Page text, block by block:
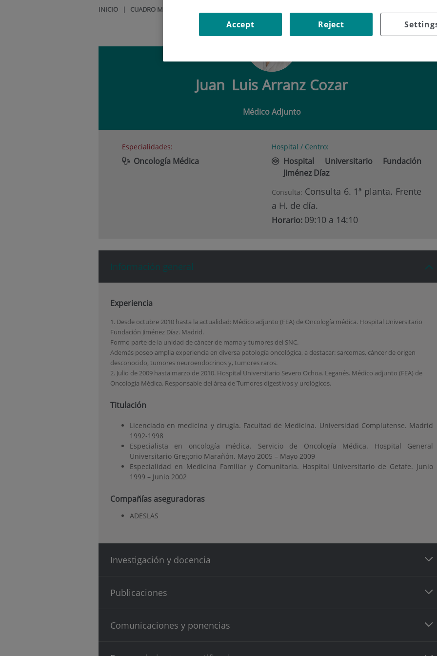
INICIO | CUADRO MÉDICO
Juan Luis Arranz Cozar
Médico Adjunto
Especialidades:
Oncología Médica
Hospital / Centro:
Hospital Universitario Fundación
Jiménez Díaz
Consulta: Consulta 6. 1ª planta. Frente
a H. de día.
Horario: 09:10 a 14:10
Información general
Experiencia
1. Desde octubre 2010 hasta la actualidad: Médico adjunto (FEA) de Oncología médica. Hospital Universitario
Fundación Jiménez Díaz. Madrid.
Formo parte de la unidad de cáncer de mama y tumores del SNC.
Además poseo amplia experiencia en diversa patología oncológica, a destacar: sarcomas, cáncer de origen
desconocido, tumores neuroendocrinos y, tumores raros.
2. Julio de 2009 hasta marzo de 2010. Hospital Universitario Severo Ochoa. Leganés. Médico adjunto (FEA) de
Oncología Médica. Responsable del área de Tumores digestivos y urológicos.
Titulación
Licenciado en medicina y cirugía. Facultad de Medicina. Universidad Complutense. Madrid
1992-1998
Especialista en oncología médica. Servicio de Oncología Médica. Hospital General
Universitario Gregorio Marañón. Mayo 2005 – Mayo 2009
Especialidad en Medicina Familiar y Comunitaria. Hospital Universitario de Getafe. Junio
1999 – Junio 2002
Compañías aseguradoras
ADESLAS
Investigación y docencia
Publicaciones
Comunicaciones y ponencias
Reject
Accept